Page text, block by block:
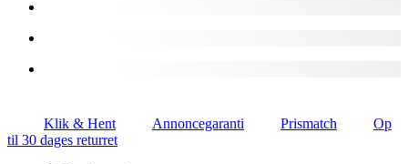
Klik & Hent Annoncegaranti Prismatch
Op
til 30 dages returret